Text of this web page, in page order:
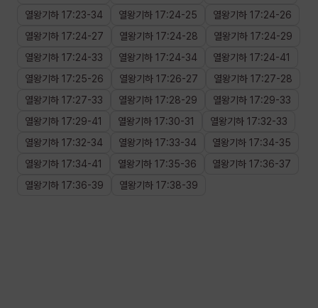
열왕기하 17:23-34 열왕기하 17:24-25 열왕기하 17:24-26
열왕기하 17:24-27 열왕기하 17:24-28 열왕기하 17:24-29
열왕기하 17:24-33 열왕기하 17:24-34 열왕기하 17:24-41
열왕기하 17:25-26 열왕기하 17:26-27 열왕기하 17:27-28
열왕기하 17:27-33 열왕기하 17:28-29 열왕기하 17:29-33
열왕기하 17:29-41 열왕기하 17:30-31 열왕기하 17:32-33
열왕기하 17:32-34 열왕기하 17:33-34 열왕기하 17:34-35
열왕기하 17:34-41 열왕기하 17:35-36 열왕기하 17:36-37
열왕기하 17:36-39 열왕기하 17:38-39